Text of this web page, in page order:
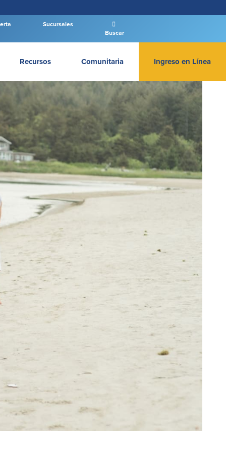
Sucursales
Buscar
Recursos Comunitaria Ingreso en Línea
Entrar Banca Personal
New User| Has olvidado tu contraseña
– OR –